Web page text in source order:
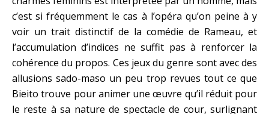
c’est si fréquemment le cas à l’opéra qu’on peine à y
voir un trait distinctif de la comédie de Rameau, et
l’accumulation d’indices ne suffit pas à renforcer la
cohérence du propos. Ces jeux du genre sont avec des
allusions sado-maso un peu trop revues tout ce que
Bieito trouve pour animer une œuvre qu’il réduit pour
le reste à sa nature de spectacle de cour, surlignant